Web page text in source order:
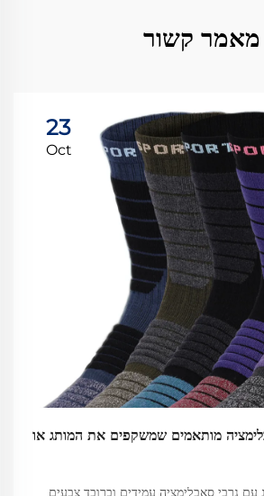
מאמר קשור
23
Oct
מותאמים שמשקפים את המותג או
גרבי סאבלימציה עמידים וברובד צבעים